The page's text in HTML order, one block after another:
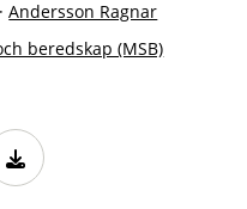
· Andersson Ragnar
beredskap (MSB)